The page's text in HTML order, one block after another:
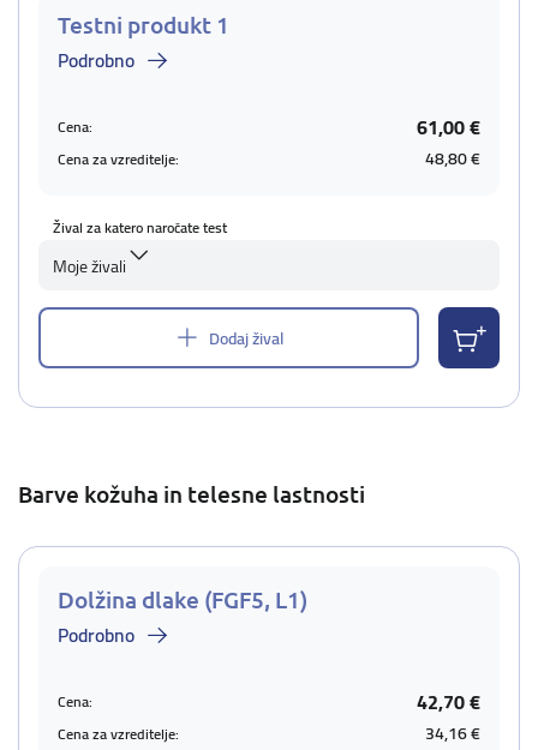
Testni produkt 1
Podrobno
Cena: 61,00 €
Cena za vzreditelje: 48,80 €
Žival za katero naročate test
Moje živali
Dodaj žival
Barve kožuha in telesne lastnosti
Dolžina dlake (FGF5, L1)
Podrobno
Cena: 42,70 €
Cena za vzreditelje: 34,16 €